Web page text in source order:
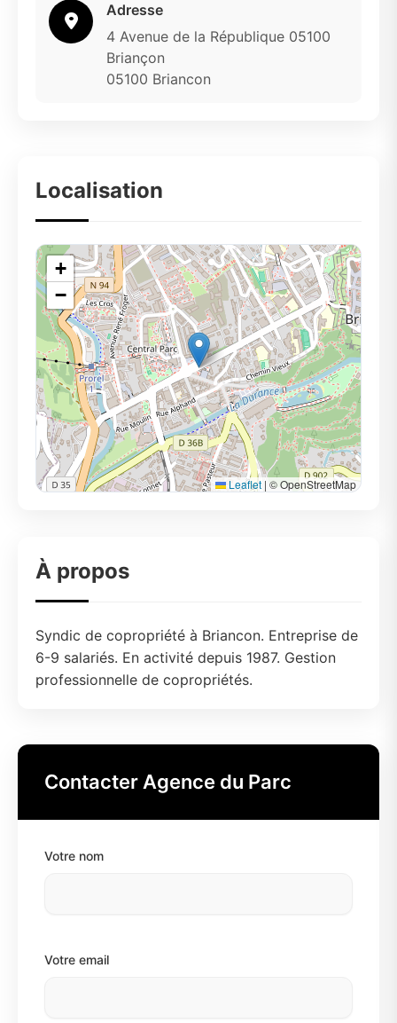
Adresse
4 Avenue de la République 05100
Briançon
05100 Briancon
Localisation
+
−
Leaflet | © OpenStreetMap
À propos
Syndic de copropriété à Briancon. Entreprise de
6-9 salariés. En activité depuis 1987. Gestion
professionnelle de copropriétés.
Contacter Agence du Parc
Votre nom
Votre email